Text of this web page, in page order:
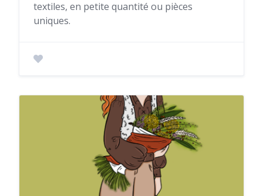
textiles, en petite quantité ou pièces
uniques.